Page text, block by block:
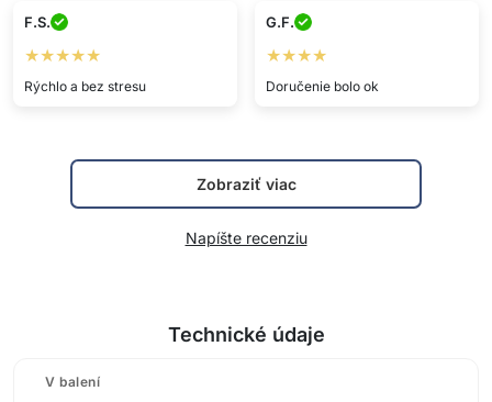
F.S.
★★★★★
Rýchlo a bez stresu
G.F.
★★★★
Doručenie bolo ok
Zobraziť viac
Napíšte recenziu
Technické údaje
V balení